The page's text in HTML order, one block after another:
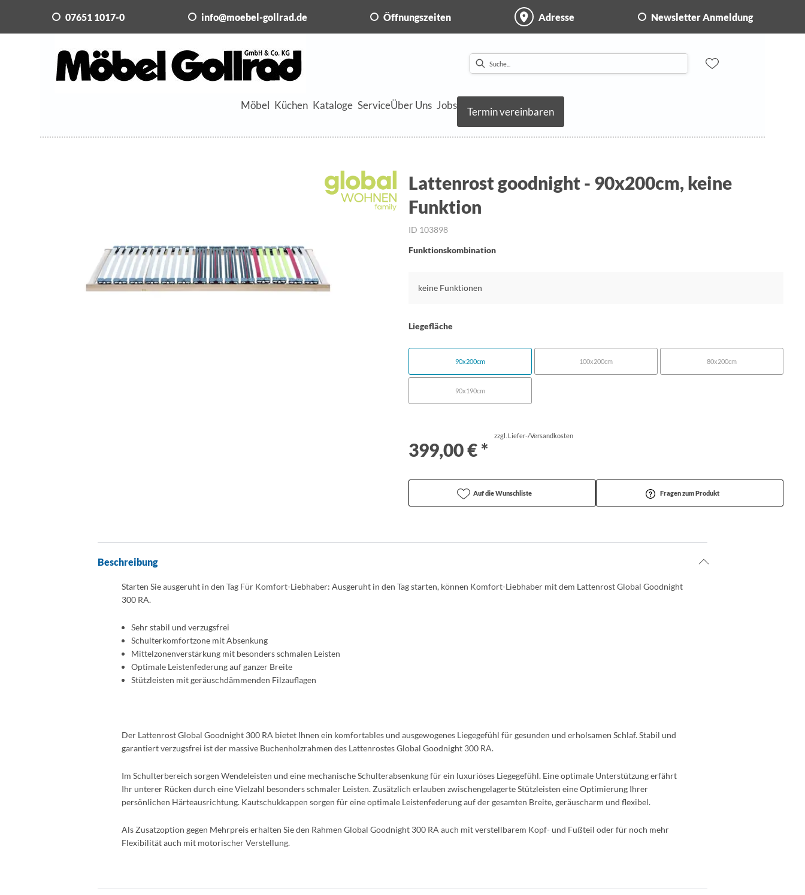
07651 1017-0 info@moebel-gollrad.de Öffnungszeiten Adresse Newsletter Anmeldung
Möbel Küchen Kataloge ServiceÜber Uns Jobs
Termin vereinbaren
Lattenrost goodnight - 90x200cm, keine
Funktion
ID 103898
Funktionskombination
keine Funktionen
Liegefläche
90x200cm 100x200cm 80x200cm
90x190cm
399,00 € *
zzgl. Liefer-/Versandkosten
Auf die Wunschliste Fragen zum Produkt
Beschreibung
Starten Sie ausgeruht in den Tag Für Komfort-Liebhaber: Ausgeruht in den Tag starten, können Komfort-Liebhaber mit dem Lattenrost Global Goodnight
300 RA.
Sehr stabil und verzugsfrei
Schulterkomfortzone mit Absenkung
Mittelzonenverstärkung mit besonders schmalen Leisten
Optimale Leistenfederung auf ganzer Breite
Stützleisten mit geräuschdämmenden Filzauflagen
Der Lattenrost Global Goodnight 300 RA bietet Ihnen ein komfortables und ausgewogenes Liegegefühl für gesunden und erholsamen Schlaf. Stabil und
garantiert verzugsfrei ist der massive Buchenholzrahmen des Lattenrostes Global Goodnight 300 RA.
Im Schulterbereich sorgen Wendeleisten und eine mechanische Schulterabsenkung für ein luxuriöses Liegegefühl. Eine optimale Unterstützung erfährt
Ihr unterer Rücken durch eine Vielzahl besonders schmaler Leisten. Zusätzlich erlauben zwischengelagerte Stützleisten eine Optimierung Ihrer
persönlichen Härteausrichtung. Kautschukkappen sorgen für eine optimale Leistenfederung auf der gesamten Breite, geräuscharm und flexibel.
Als Zusatzoption gegen Mehrpreis erhalten Sie den Rahmen Global Goodnight 300 RA auch mit verstellbarem Kopf- und Fußteil oder für noch mehr
Flexibilität auch mit motorischer Verstellung.